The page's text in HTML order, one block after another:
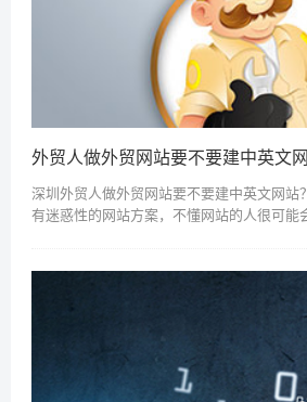
外贸人做外贸网站要不要建中英文网
深圳外贸人做外贸网站要不要建中英文网站
有迷惑性的网站方案，不懂网站的人很可能